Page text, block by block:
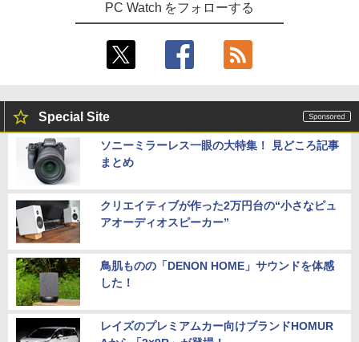
PC Watch をフォローする
Special Site
ソニーミラーレス一眼の大特集！ 見どころ記事
まとめ
クリエイティブが作った2万円台の“小さなピュ
アオーディオスピーカー”
鳥肌ものの「DENON HOME」サウンドを体感
した！
レイズのプレミアムカー向けブランドHOMUR